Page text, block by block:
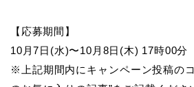
【応募期間】
10月7日(水)〜10月8日(木) 17時00分
※上記期間内にキャンペーン投稿の